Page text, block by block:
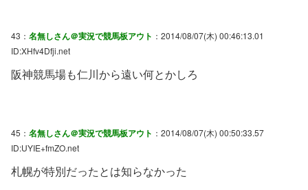
43： 名無しさん＠実況で競馬板アウト ：2014/08/07(木) 00:46:13.01
ID:XHfv4Dfji.net
阪神競馬場も仁川から遠い何とかしろ
45： 名無しさん＠実況で競馬板アウト ：2014/08/07(木) 00:50:33.57
ID:UYIE+fmZO.net
札幌が特別だったとは知らなかった